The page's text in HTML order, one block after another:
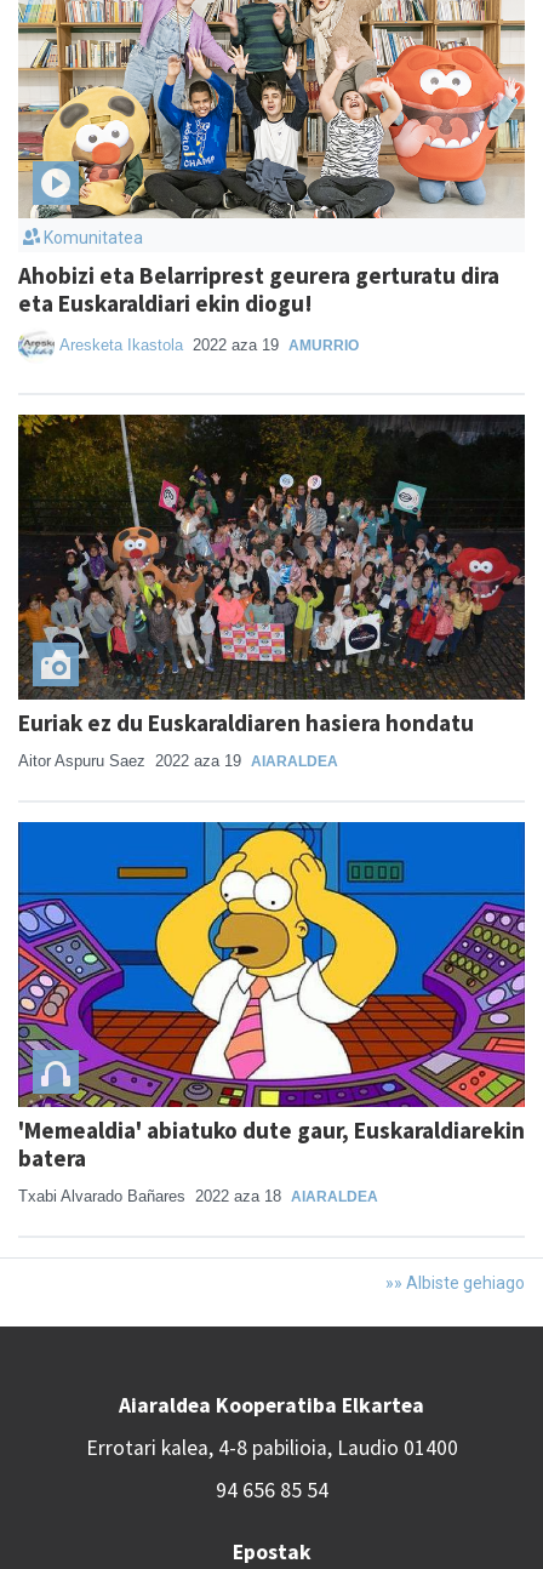
Komunitatea
Ahobizi eta Belarriprest geurera gerturatu dira
eta Euskaraldiari ekin diogu!
Aresketa Ikastola 2022 aza 19 AMURRIO
Euriak ez du Euskaraldiaren hasiera hondatu
Aitor Aspuru Saez 2022 aza 19 AIARALDEA
'Memealdia' abiatuko dute gaur, Euskaraldiarekin
batera
Txabi Alvarado Bañares 2022 aza 18 AIARALDEA
»» Albiste gehiago
Aiaraldea Kooperatiba Elkartea
Errotari kalea, 4-8 pabilioia, Laudio 01400
94 656 85 54
Epostak